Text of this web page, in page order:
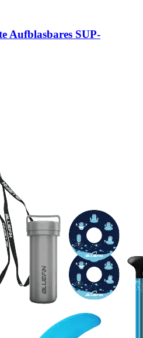
Aufblasbares SUP-